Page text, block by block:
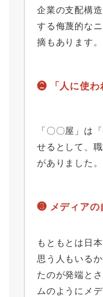
企業の支配構
する侮蔑的な
摘もあります。
❷ 「人に使わ
「〇〇屋」は
せるとして、
がありました。
❸ メディアの
もともとは日
思う人もいる
たのが発端と
ムのようにメ